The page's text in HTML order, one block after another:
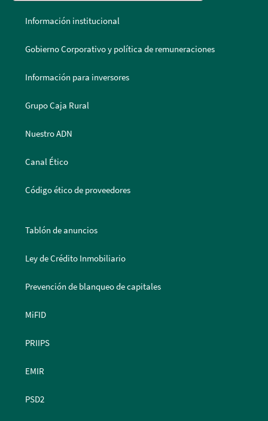
Información institucional
Gobierno Corporativo y política de remuneraciones
Información para inversores
Grupo Caja Rural
Nuestro ADN
Canal Ético
Código ético de proveedores
Tablón de anuncios
Ley de Crédito Inmobiliario
Prevención de blanqueo de capitales
MiFID
PRIIPS
EMIR
PSD2